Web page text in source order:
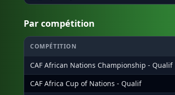
Par compétition
COMPÉTITION
CAF African Nations Championship - Qualif
CAF Africa Cup of Nations - Qualif